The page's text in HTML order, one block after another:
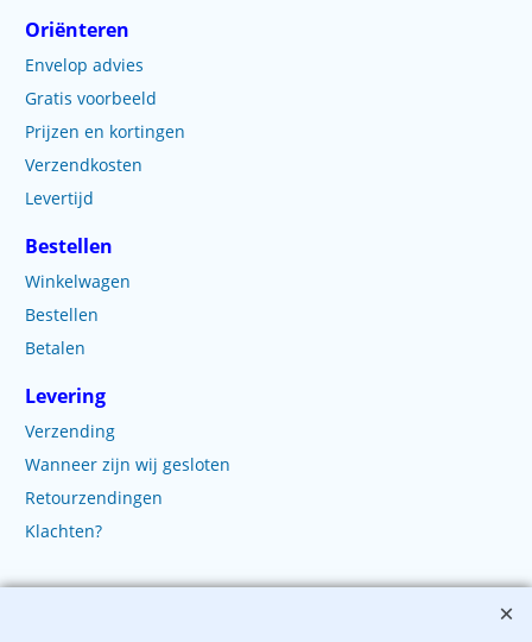
Oriënteren
Envelop advies
Gratis voorbeeld
Prijzen en kortingen
Verzendkosten
Levertijd
Bestellen
Winkelwagen
Bestellen
Betalen
Levering
Verzending
Wanneer zijn wij gesloten
Retourzendingen
Klachten?